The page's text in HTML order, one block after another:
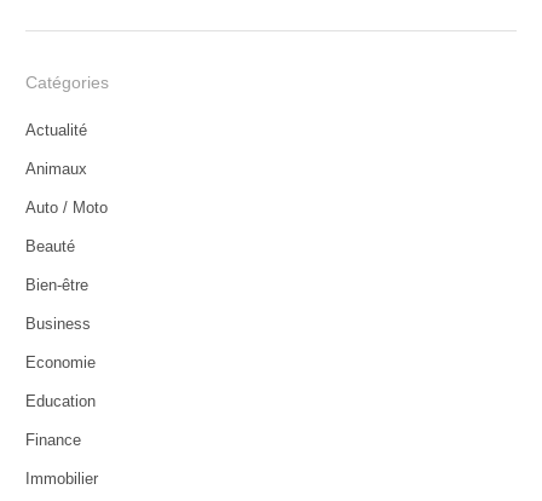
Catégories
Actualité
Animaux
Auto / Moto
Beauté
Bien-être
Business
Economie
Education
Finance
Immobilier